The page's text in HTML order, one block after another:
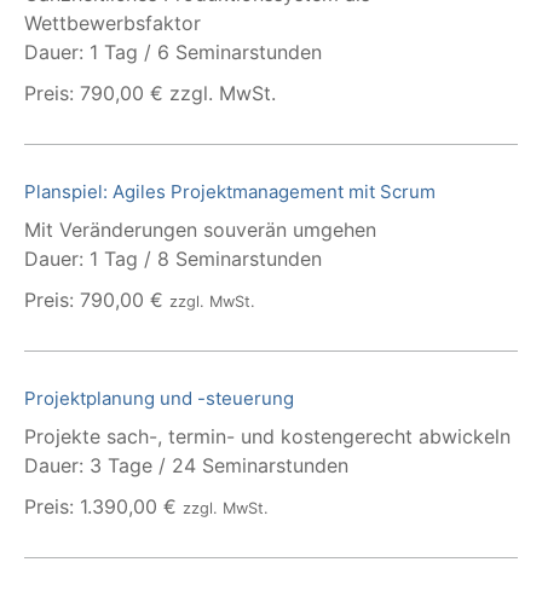
Wettbewerbsfaktor
Dauer: 1 Tag / 6 Seminarstunden
Preis: 790,00 € zzgl. MwSt.
Planspiel: Agiles Projektmanagement mit Scrum
Mit Veränderungen souverän umgehen
Dauer: 1 Tag / 8 Seminarstunden
Preis: 790,00 € zzgl. MwSt.
Projektplanung und -steuerung
Projekte sach-, termin- und kostengerecht abwickeln
Dauer: 3 Tage / 24 Seminarstunden
Preis: 1.390,00 € zzgl. MwSt.